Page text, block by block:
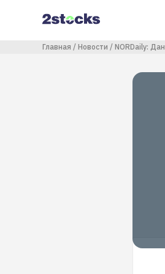
содержанию
Строка навигации
Главная Новости NORDaily: